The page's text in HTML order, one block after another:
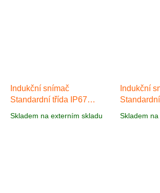
Indukční snímač
Standardní třída IP67
Skladem na externím skladu
Indukční
Skladem